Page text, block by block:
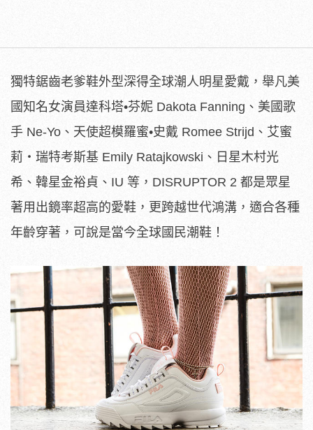
獨特鋸齒老爹鞋外型深得全球潮人明星愛戴，舉凡美
國知名女演員達科塔•芬妮 Dakota Fanning、美國歌
手 Ne-Yo、天使超模羅蜜•史戴 Romee Strijd、艾蜜
莉・瑞特考斯基 Emily Ratajkowski、日星木村光
希、韓星金裕貞、IU 等，DISRUPTOR 2 都是眾星
著用出鏡率超高的愛鞋，更跨越世代鴻溝，適合各種
年齡穿著，可說是當今全球國民潮鞋！